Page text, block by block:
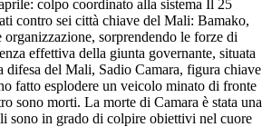
colpo coordinato alla sistema Il 25
contro sei città chiave del Mali: Bamako,
sorprendendo le forze di
effettiva della giunta governante, situata
del Mali, Sadio Camara, figura chiave
fatto esplodere un veicolo minato di fronte
sono morti. La morte di Camara è stata una
sono in grado di colpire obiettivi nel cuore